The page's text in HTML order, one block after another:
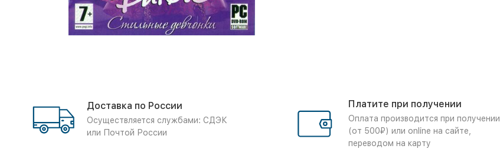
Доставка по России
Осуществляется службами: СДЭК
или Почтой России
Платите при получении
Оплата производится при получении
(от 500₽) или online на сайте,
переводом на карту